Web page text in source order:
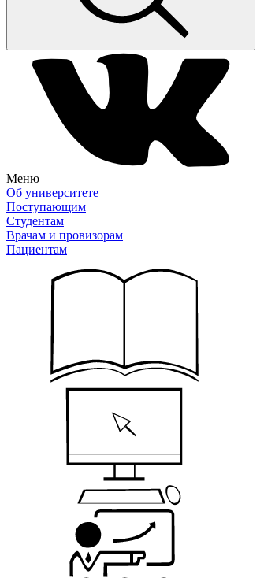
Меню
Об университете
Поступающим
Студентам
Врачам и провизорам
Пациентам